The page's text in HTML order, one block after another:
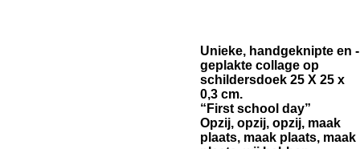
Unieke, handgeknipte en -
geplakte collage op
schildersdoek 25 X 25 x
0,3 cm.
“First school day”
Opzij, opzij, opzij, maak
plaats, maak plaats, maak